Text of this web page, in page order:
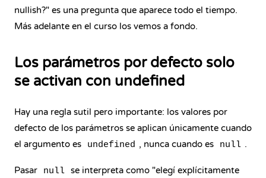
nullish?" es una pregunta que aparece todo el tiempo.
Más adelante en el curso los vemos a fondo.
Los parámetros por defecto solo
se activan con undefined
Hay una regla sutil pero importante: los valores por
defecto de los parámetros se aplican únicamente cuando
el argumento es
undefined , nunca cuando es null .
Pasar null se interpreta como "elegí explícitamente